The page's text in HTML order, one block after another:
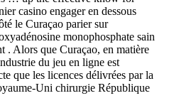
casino engager en dessous
le Curaçao parier sur
monophosphate sain
. Alors que Curaçao, en matière
du jeu en ligne est
que les licences délivrées par la
Uni chirurgie République